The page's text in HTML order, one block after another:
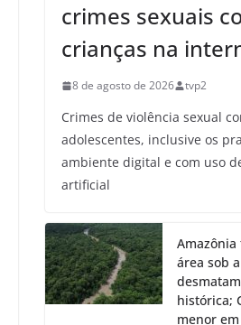
crimes sexuais
crianças na
8 de agosto de 2026 tvp2
Crimes de violência sexual
adolescentes, inclusive os
ambiente digital e com uso
artificial
área sob
histórica;
menor